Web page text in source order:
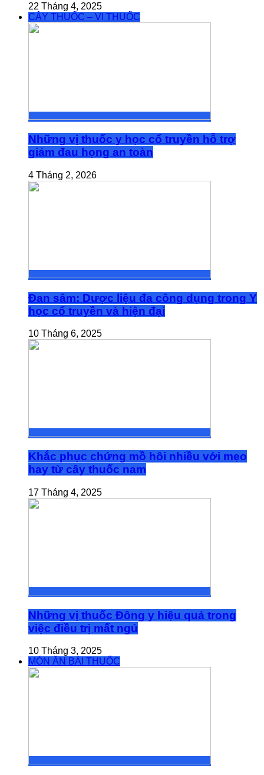
22 Tháng 4, 2025
CÂY THUỐC – VỊ THUỐC
Những vị thuốc y học cổ truyền hỗ trợ
giảm đau họng an toàn
4 Tháng 2, 2026
Đan sâm: Dược liệu đa công dụng trong Y
học cổ truyền và hiện đại
10 Tháng 6, 2025
Khắc phục chứng mồ hôi nhiều với mẹo
hay từ cây thuốc nam
17 Tháng 4, 2025
Những vị thuốc Đông y hiệu quả trong
việc điều trị mất ngủ
10 Tháng 3, 2025
MÓN ĂN BÀI THUỐC